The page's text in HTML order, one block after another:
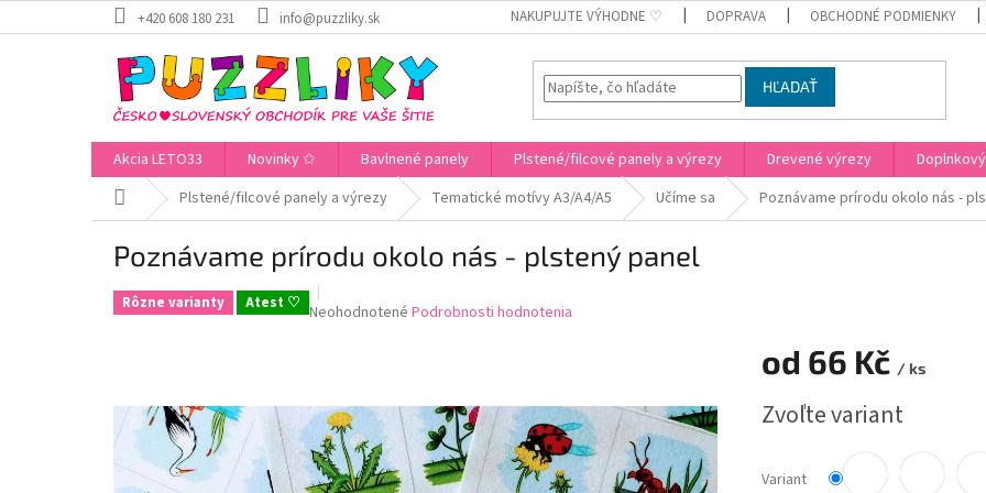
na
+420 608 180 231 info@puzzliky.sk NAKUPUJTE VÝHODNE ♡ DOPRAVA OBCHODNÉ PODMIENKY
HĽADAŤ
Akcia LETO33 Novinky ✩ Bavlnené panely Plstené/filcové panely a výrezy Drevené výrezy
DomovPlstené/filcové panely a výrezy Tematické motívy A3/A4/A5 Učíme sa Poznávame prírodu okolo nás -
Poznávame prírodu okolo nás - plstený panel
Rôzne varianty Atest ♡ Priemerné
z
hviezdičiek.
Neohodnotené Podrobnosti hodnotenia
od 66 Kč / ks
cena:
Zvoľte variant
Variant